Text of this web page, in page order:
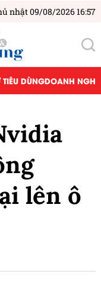
nhật 09/08/2026 16:57
DÙNGDOANH
lên ô